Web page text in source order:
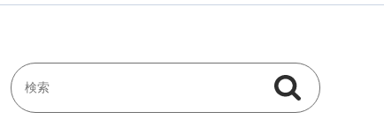
検索キーワード入力
検索